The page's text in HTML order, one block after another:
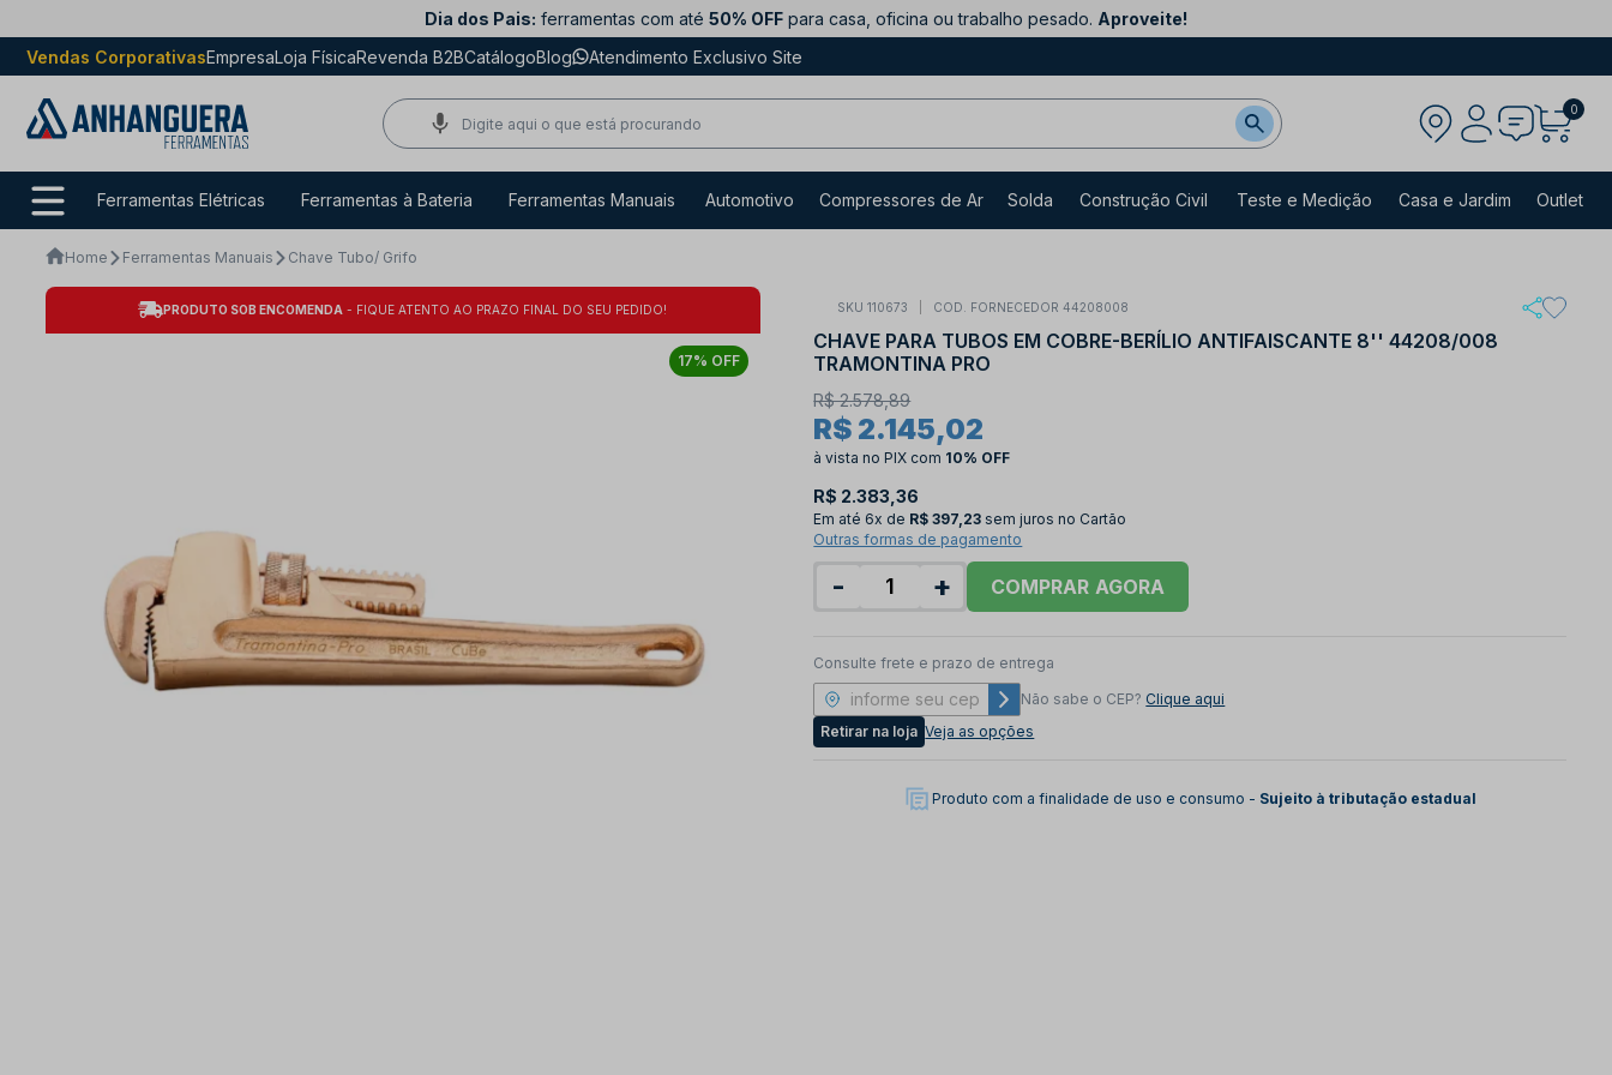
Dia dos Pais: ferramentas com até 50% OFF para casa, oficina ou trabalho pesado. Aproveite!
Vendas CorporativasEmpresaLoja FísicaRevenda B2BCatálogoBlog Atendimento Exclusivo Site
0
Ferramentas Elétricas Ferramentas à Bateria Ferramentas Manuais Automotivo Compressores de Ar Solda Construção Civil Teste e Medição Casa e Jardim Outlet
Home Ferramentas Manuais Chave Tubo/ Grifo
PRODUTO SOB ENCOMENDA - FIQUE ATENTO AO PRAZO FINAL DO SEU PEDIDO!
17% OFF
SKU 110673 COD. FORNECEDOR 44208008
CHAVE PARA TUBOS EM COBRE-BERÍLIO ANTIFAISCANTE 8'' 44208/008
TRAMONTINA PRO
R$ 2.578,89
R$ 2.145,02
à vista no PIX com 10% OFF
R$ 2.383,36
Em até 6x de R$ 397,23 sem juros no Cartão
Outras formas de pagamento
- + COMPRAR
Consulte frete e prazo de entrega
Não sabe o CEP? Clique aqui
Retirar na loja Veja as opções
Produto com a finalidade de uso e consumo - Sujeito à tributação estadual